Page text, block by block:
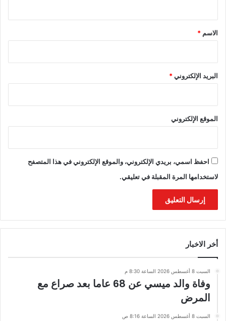
*
الاسم *
البريد الإلكتروني*
الموقع الإلكتروني
احفظ اسمي، بريدي الإلكتروني، والموقع الإلكتروني في هذا المتصفح
لاستخدامها المرة المقبلة في تعليقي.
أخر الاخبار
السبت 8 أغسطس 2026 الساعة 8:30 م
وفاة والد ميسي عن 68 عاما بعد صراع مع
المرض
السبت 8 أغسطس 2026 الساعة 8:16 ص